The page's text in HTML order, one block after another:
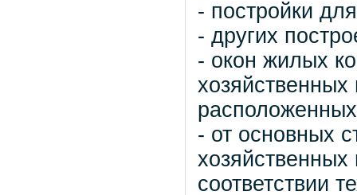
- постройки
- других
- окон жилых
- от основных
хозяйственных
соответствии